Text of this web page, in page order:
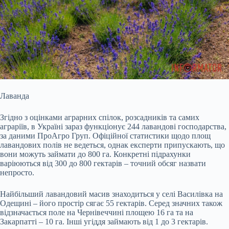
Лаванда
Згідно з оцінками аграрних спілок, розсадників та самих
аграріїв, в Україні зараз функціонує 244 лавандові господарства,
за даними ПроАгро Груп. Офіційної статистики щодо площ
лавандових полів не ведеться, однак експерти припускають, що
вони можуть займати до 800 га. Конкретні підрахунки
варіюються від 300 до 800 гектарів – точний обсяг назвати
непросто.
Найбільший лавандовий масив знаходиться у селі Василівка на
Одещині – його простір сягає 55 гектарів. Серед значних також
відзначається поле на Чернівеччині площею 16 га та на
Закарпатті – 10 га. Інші угіддя займають від 1 до 3 гектарів.